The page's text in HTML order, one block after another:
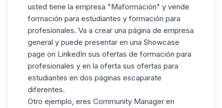
usted tiene la empresa "Maformación" y vende
formación para estudiantes y formación para
profesionales. Va a crear una página de empresa
general y puede presentar en una Showcase
page on LinkedIn sus ofertas de formación para
profesionales y en la oferta sus ofertas para
estudiantes en dos páginas escaparate
diferentes.
Otro ejemplo, eres Community Manager en